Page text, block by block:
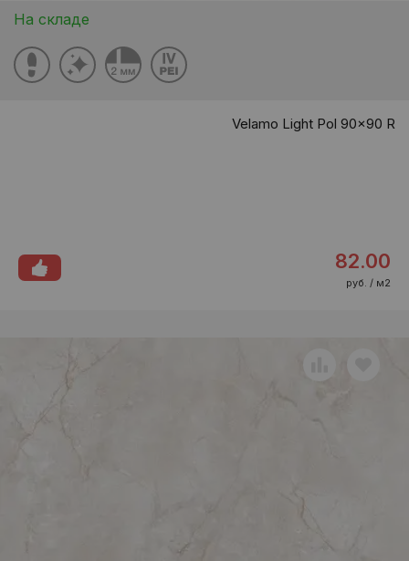
На складе
Velamo Light Pol 90x90 R
82.00
руб. / м2